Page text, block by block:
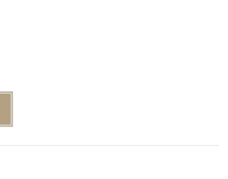
Ce
plusieurs